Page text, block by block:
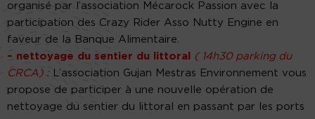
organisé par l’association Mécarock Passion avec la
participation des Crazy Rider Asso Nutty Engine en
faveur de la Banque Alimentaire.
– nettoyage du sentier du littoral
( 14h30 parking du
CRCA) :L’association Gujan Mestras Environnement vous
propose de participer à une nouvelle opération de
nettoyage du sentier du littoral en passant par les ports